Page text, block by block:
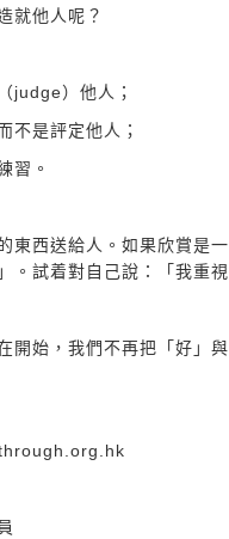
就他人呢？
judge）他人；
不是評定他人；
習。
東西送給人。如果欣賞是
。試着對自己說：「我重
開始，我們不再把「好」